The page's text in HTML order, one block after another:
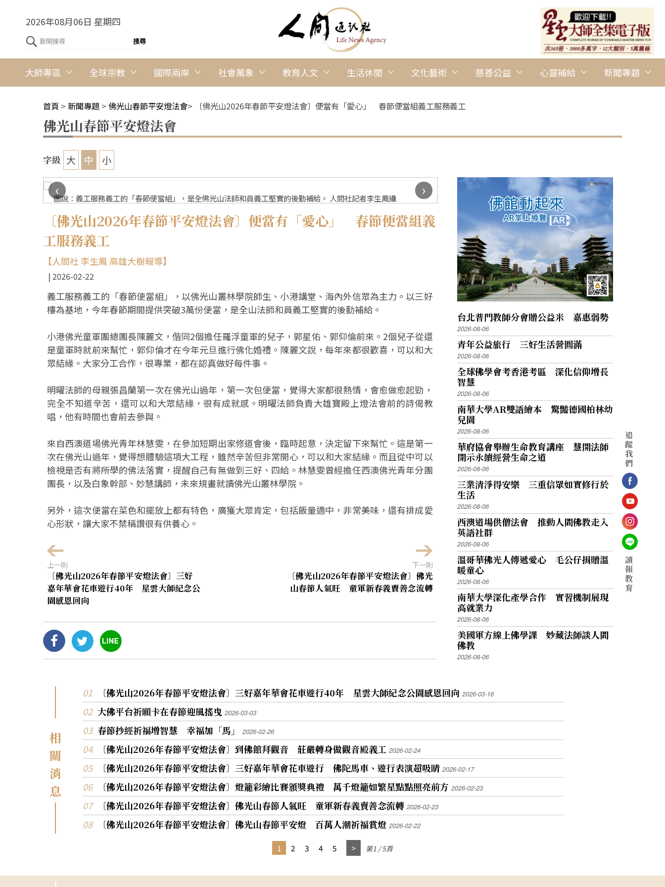
2026年08月06日 星期四
大師專區 全球宗教 國際兩岸 社會萬象 教育人文 生活休閒 文化藝術 慈善公益 心靈補給 新聞專題
首頁 > 新聞專題 > 佛光山春節平安燈法會> 〔佛光山2026年春節平安燈法會〕便當有「愛心」 春節便當組義工服務義工
佛光山春節平安燈法會
字級 大 中 小
圖說：義工服務義工的「春節便當組」，是全佛光山法師和員義工堅實的後勤補給。 人間社記者李生鳳攝 圖說：西澳道場佛光青年林慧雯，在參加短期出家修道會後，臨
‹
›
〔佛光山2026年春節平安燈法會〕便當有「愛心」 春節便當組義
工服務義工
【人間社 李生鳳 高雄大樹報導】
2026-02-22
義工服務義工的「春節便當組」，以佛光山叢林學院師生、小港講堂、海內外信眾為主力。以三好
樓為基地，今年春節期間提供突破3萬份便當，是全山法師和員義工堅實的後勤補給。
小港佛光童軍團總團長陳麗文，偕同2個擔任羅浮童軍的兒子，郭星佑、郭仰倫前來。2個兒子從還
是童軍時就前來幫忙，郭仰倫才在今年元旦進行佛化婚禮。陳麗文說，每年來都很歡喜，可以和大
眾結緣。大家分工合作，很專業，都在認真做好每件事。
明曜法師的母親張昌蘭第一次在佛光山過年，第一次包便當，覺得大家都很熱情，會愈做愈起勁，
完全不知道辛苦，還可以和大眾結緣，很有成就感。明曜法師負責大雄寶殿上燈法會前的詩偈教
唱，他有時間也會前去參與。
來自西澳道場佛光青年林慧雯，在參加短期出家修道會後，臨時起意，決定留下來幫忙。這是第一
次在佛光山過年，覺得想體驗這項大工程，雖然辛苦但非常開心，可以和大家結緣。而且從中可以
檢視是否有將所學的佛法落實，提醒自己有無做到三好、四給。林慧雯曾經擔任西澳佛光青年分團
團長，以及白象幹部、妙慧講師，未來規畫就讀佛光山叢林學院。
另外，這次便當在菜色和擺放上都有特色，廣獲大眾肯定，包括飯量適中，非常美味，還有排成愛
心形狀，讓大家不禁稱讚很有供養心。
上一則
〔佛光山2026年春節平安燈法會〕三好
嘉年華會花車遊行40年 星雲大師紀念公
園感恩回向
下一則
〔佛光山2026年春節平安燈法會〕佛光
山春節人氣旺 童軍新春義賣善念流轉
台北普門教師分會贈公益米 嘉惠弱勢
2026-08-06
青年公益旅行 三好生活營圓滿
2026-08-06
全球佛學會考香港考區 深化信仰增長
智慧
2026-08-06
南華大學AR雙語繪本 驚豔德國柏林幼
兒園
2026-08-06
華府協會舉辦生命教育講座 慧開法師
開示永續經營生命之道
2026-08-06
三業清淨得安樂 三重信眾如實修行於
生活
2026-08-06
西澳道場供僧法會 推動人間佛教走入
英語社群
2026-08-06
溫哥華佛光人傳遞愛心 毛公仔捐贈溫
暖童心
2026-08-06
南華大學深化產學合作 實習機制展現
高就業力
2026-08-06
美國軍方線上佛學課 妙藏法師談人間
佛教
2026-08-06
相
關
消
息
〔佛光山2026年春節平安燈法會〕三好嘉年華會花車遊行40年 星雲大師紀念公園感恩回向 2026-03-16
大佛平台祈願卡在春節迎風搖曳 2026-03-03
春節抄經祈福增智慧 幸福加「馬」 2026-02-26
〔佛光山2026年春節平安燈法會〕到佛館拜觀音 莊嚴轉身做觀音殿義工 2026-02-24
〔佛光山2026年春節平安燈法會〕三好嘉年華會花車遊行 佛陀馬車、遊行表演超吸睛 2026-02-17
〔佛光山2026年春節平安燈法會〕燈籠彩繪比賽頒獎典禮 萬千燈籠如繁星點點照亮前方 2026-02-23
〔佛光山2026年春節平安燈法會〕佛光山春節人氣旺 童軍新春義賣善念流轉 2026-02-23
〔佛光山2026年春節平安燈法會〕佛光山春節平安燈 百萬人潮祈福賞燈 2026-02-22
1 2 3 4 5 第1 / 5頁
追
蹤
我
們
讀
報
教
育